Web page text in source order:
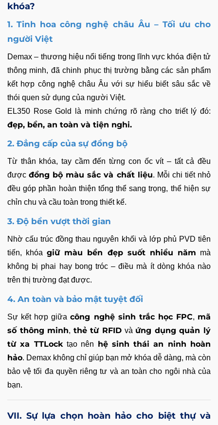
khóa?
1. Tinh hoa công nghệ châu Âu – Tối ưu cho
người Việt
Demax – thương hiệu nổi tiếng trong lĩnh vực khóa điện tử
thông minh, đã chinh phục thị trường bằng các sản phẩm
kết hợp công nghệ châu Âu với sự hiểu biết sâu sắc về
thói quen sử dụng của người Việt.
EL350 Rose Gold là minh chứng rõ ràng cho triết lý đó:
đẹp, bền, an toàn và tiện nghi.
2. Đẳng cấp của sự đồng bộ
Từ thân khóa, tay cầm đến từng con ốc vít – tất cả đều
đượcđồng bộ màu sắc và chất liệu. Mỗi chi tiết nhỏ
đều góp phần hoàn thiện tổng thể sang trọng, thể hiện sự
chỉn chu và cầu toàn trong thiết kế.
3. Độ bền vượt thời gian
Nhờ cấu trúc đồng thau nguyên khối và lớp phủ PVD tiên
tiến, khóagiữ màu bền đẹp suốt nhiều năm mà
không bị phai hay bong tróc – điều mà ít dòng khóa nào
trên thị trường đạt được.
4. An toàn và bảo mật tuyệt đối
Sự kết hợp giữacông nghệ sinh trắc học FPC, mã
số thông minh, thẻ từ RFID và ứng dụng quản lý
từ xa TTLock tạo nên hệ sinh thái an ninh hoàn
hảo. Demax không chỉ giúp bạn mở khóa dễ dàng, mà còn
bảo vệ tối đa quyền riêng tư và an toàn cho ngôi nhà của
bạn.
VII. Sự lựa chọn hoàn hảo cho biệt thự và